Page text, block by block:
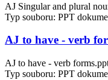
AJ Singular and plural
Typ souboru: PPT
AJ to have - verb
AJ to have - verb
Typ souboru: PPT